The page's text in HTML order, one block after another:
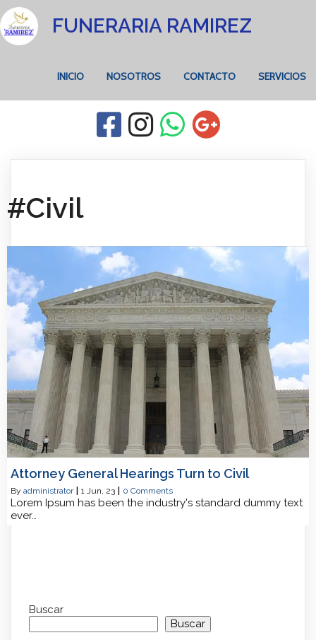
FUNERARIA RAMIREZ
INICIO NOSOTROS CONTACTO SERVICIOS
#Civil
Attorney General Hearings Turn to Civil
By administrator 1 Jun, 23 0 Comments
Lorem Ipsum has been the industry's standard dummy text
ever…
Buscar
Buscar